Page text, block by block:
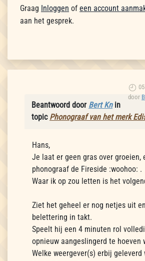
Graag Inloggen of een account
aan het gesprek.
door
Beantwoord door Bert Knin
topic Phonograaf van het merk
Hans,
Je laat er geen gras over groeien,
phonograaf de Fireside :woohoo: .
Waar ik op zou letten is het
Ziet het geheel er nog netjes uit
belettering in takt.
Speelt hij een 4 minuten rol
opnieuw aangeslingerd te hoeven
Welke weergever(s) erbij geleverd